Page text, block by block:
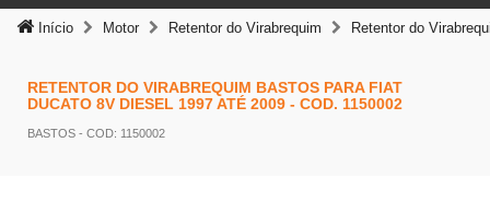
Início Motor Retentor do Virabrequim Retentor do
RETENTOR DO VIRABREQUIM BASTOS PARA FIAT
DUCATO 8V DIESEL 1997 ATÉ 2009 - COD. 1150002
BASTOS - COD: 1150002